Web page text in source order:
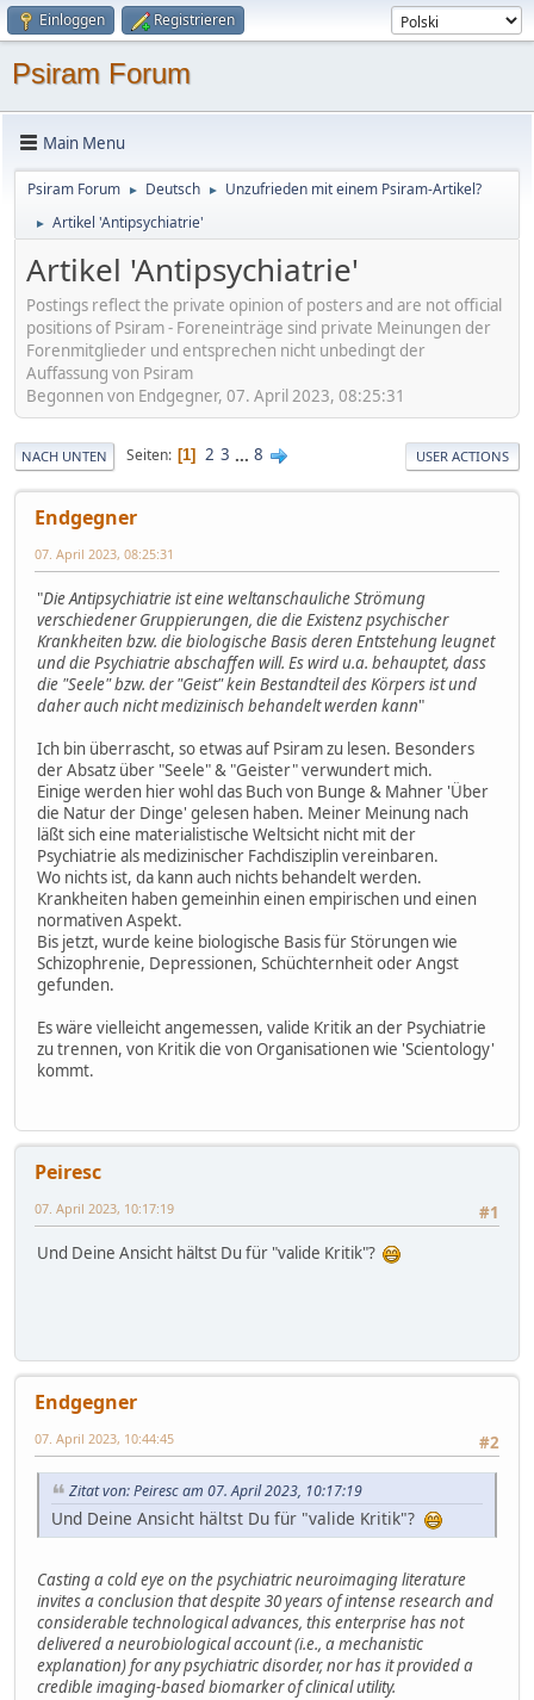
Einloggen Registrieren
Psiram Forum
Main Menu
Psiram Forum ► Deutsch ► Unzufrieden mit einem Psiram-Artikel?
► Artikel 'Antipsychiatrie'
Artikel 'Antipsychiatrie'
Postings reflect the private opinion of posters and are not official
positions of Psiram - Foreneinträge sind private Meinungen der
Forenmitglieder und entsprechen nicht unbedingt der
Auffassung von Psiram
Begonnen von Endgegner, 07. April 2023, 08:25:31
NACH UNTEN Seiten 1 2 3 ... 8 USER ACTIONS
Endgegner
07. April 2023, 08:25:31
"Die Antipsychiatrie ist eine weltanschauliche Strömung
verschiedener Gruppierungen, die die Existenz psychischer
Krankheiten bzw. die biologische Basis deren Entstehung leugnet
und die Psychiatrie abschaffen will. Es wird u.a. behauptet, dass
die "Seele" bzw. der "Geist" kein Bestandteil des Körpers ist und
daher auch nicht medizinisch behandelt werden kann"
Ich bin überrascht, so etwas auf Psiram zu lesen. Besonders
der Absatz über "Seele" & "Geister" verwundert mich.
Einige werden hier wohl das Buch von Bunge & Mahner 'Über
die Natur der Dinge' gelesen haben. Meiner Meinung nach
läßt sich eine materialistische Weltsicht nicht mit der
Psychiatrie als medizinischer Fachdisziplin vereinbaren.
Wo nichts ist, da kann auch nichts behandelt werden.
Krankheiten haben gemeinhin einen empirischen und einen
normativen Aspekt.
Bis jetzt, wurde keine biologische Basis für Störungen wie
Schizophrenie, Depressionen, Schüchternheit oder Angst
gefunden.
Es wäre vielleicht angemessen, valide Kritik an der Psychiatrie
zu trennen, von Kritik die von Organisationen wie 'Scientology'
kommt.
Peiresc
#1
07. April 2023, 10:17:19
Und Deine Ansicht hältst Du für "valide Kritik"?
Endgegner
#2
07. April 2023, 10:44:45
Zitat von: Peiresc am 07. April 2023, 10:17:19
Und Deine Ansicht hältst Du für "valide Kritik"?
Casting a cold eye on the psychiatric neuroimaging literature
invites a conclusion that despite 30 years of intense research and
considerable technological advances, this enterprise has not
delivered a neurobiological account (i.e., a mechanistic
explanation) for any psychiatric disorder, nor has it provided a
credible imaging-based biomarker of clinical utility.